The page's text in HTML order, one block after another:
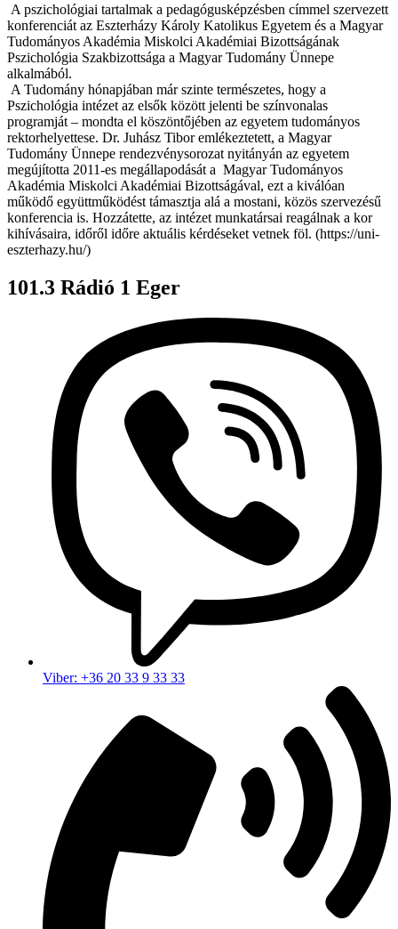
A pszichológiai tartalmak a pedagógusképzésben címmel szervezett
konferenciát az Eszterházy Károly Katolikus Egyetem és a Magyar
Tudományos Akadémia Miskolci Akadémiai Bizottságának
Pszichológia Szakbizottsága a Magyar Tudomány Ünnepe
alkalmából.
A Tudomány hónapjában már szinte természetes, hogy a
Pszichológia intézet az elsők között jelenti be színvonalas
programját – mondta el köszöntőjében az egyetem tudományos
rektorhelyettese. Dr. Juhász Tibor emlékeztetett, a Magyar
Tudomány Ünnepe rendezvénysorozat nyitányán az egyetem
megújította 2011-es megállapodását a Magyar Tudományos
Akadémia Miskolci Akadémiai Bizottságával, ezt a kiválóan
működő együttműködést támasztja alá a mostani, közös szervezésű
konferencia is. Hozzátette, az intézet munkatársai reagálnak a kor
kihívásaira, időről időre aktuális kérdéseket vetnek föl. (https://uni-
eszterhazy.hu/)
101.3 Rádió 1 Eger
Viber: +36 20 33 9 33 33